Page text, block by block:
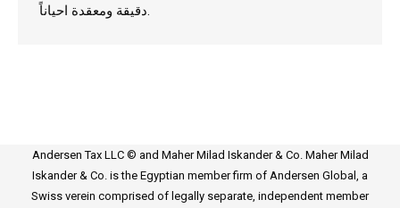
دقيقة ومعقدة احياناً.
Andersen Tax LLC © and Maher Milad Iskander & Co. Maher Milad
Iskander & Co. is the Egyptian member firm of Andersen Global, a
Swiss verein comprised of legally separate, independent member